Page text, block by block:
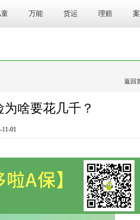
童 万能 货运 理赔
返回
啥要花几千？
11-01